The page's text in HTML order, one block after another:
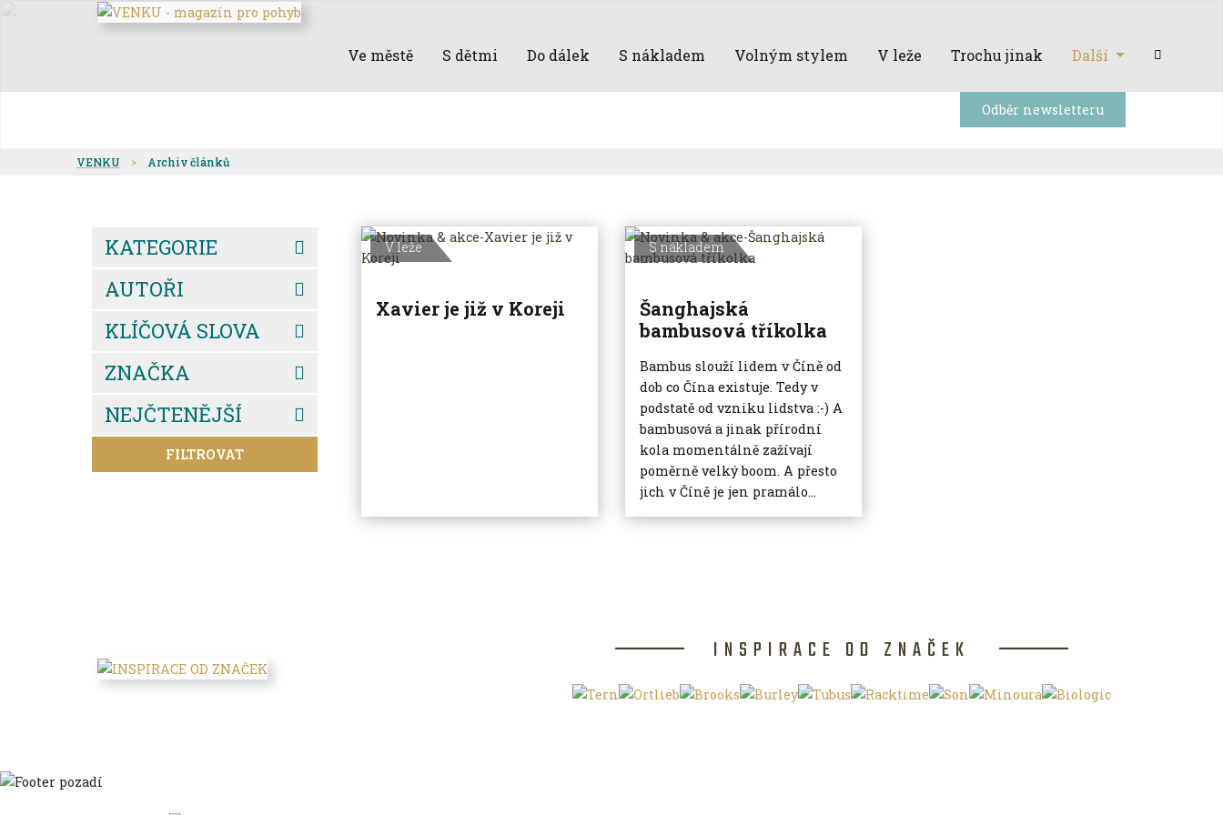
Ve městě S dětmi Do dálek S nákladem Volným stylem V leže Trochu jinak Další
Odběr newsletteru
VENKU Archiv článků
KATEGORIE
AUTOŘI
KLÍČOVÁ SLOVA
ZNAČKA
NEJČTENĚJŠÍ
FILTROVAT
V leže
Xavier je již v Koreji
S nákladem
Šanghajská
bambusová tříkolka
Bambus slouží lidem v Číně od
dob co Čína existuje. Tedy v
podstatě od vzniku lidstva :-) A
bambusová a jinak přírodní
kola momentálně zažívají
poměrně velký boom. A přesto
jich v Číně je jen pramálo...
INSPIRACE OD ZNAČEK